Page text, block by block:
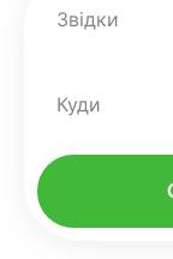
Звідки
Куди